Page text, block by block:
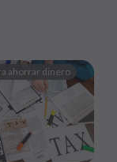
ahorrar dinero